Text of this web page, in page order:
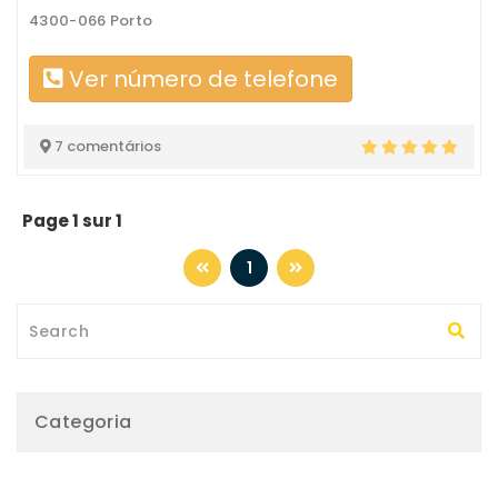
4300-066 Porto
Ver número de telefone
7 comentários
Page 1 sur 1
1
Categoria